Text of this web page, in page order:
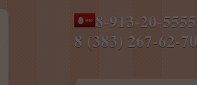
8-913-20-
8 (383) 267-
ПН-ПТ 8-17,СБ-ВС 9-